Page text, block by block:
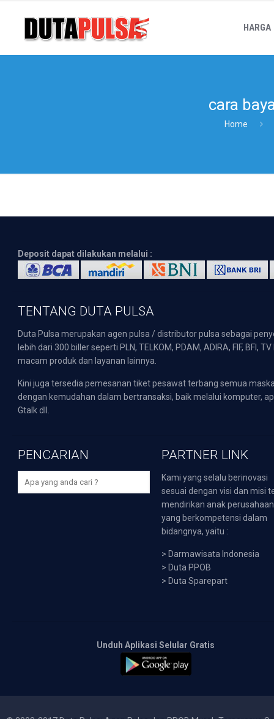
HARGA
cara
Home
Deposit dapat dilakukan melalui :
TENTANG DUTA PULSA
Duta Pulsa merupakan agen pulsa / distributor pulsa sebagai
lebih dari 300 biller seperti PLN, TELKOM, PDAM, ADIRA, FIF,
macam produk dan layanan lainnya.
Kini juga tersedia pemesanan tiket pesawat terbang semua
dengan kemudahan dalam bertransaksi, baik melalui komputer,
Gtalk dll.
PENCARIAN PARTNER LINK
Kami yang selalu berinovasi
sesuai dengan visi dan misi
mendirikan anak perusahaan
yang berkompetensi dalam
bidangnya, yaitu :
> Darmawisata Indonesia
> Duta PPOB
> Duta Sparepart
Unduh Aplikasi Selular Gratis